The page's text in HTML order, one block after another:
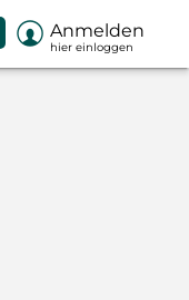
 Anmelden
hier einloggen